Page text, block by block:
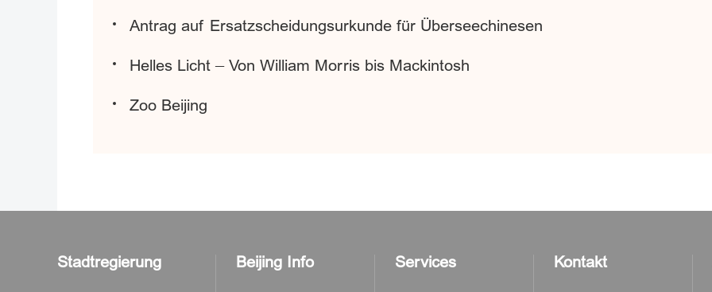
Antrag auf Ersatzscheidungsurkunde für Überseechinesen
Helles Licht – Von William Morris bis Mackintosh
Zoo Beijing
Stadtregierung Beijing Info Services Kontakt